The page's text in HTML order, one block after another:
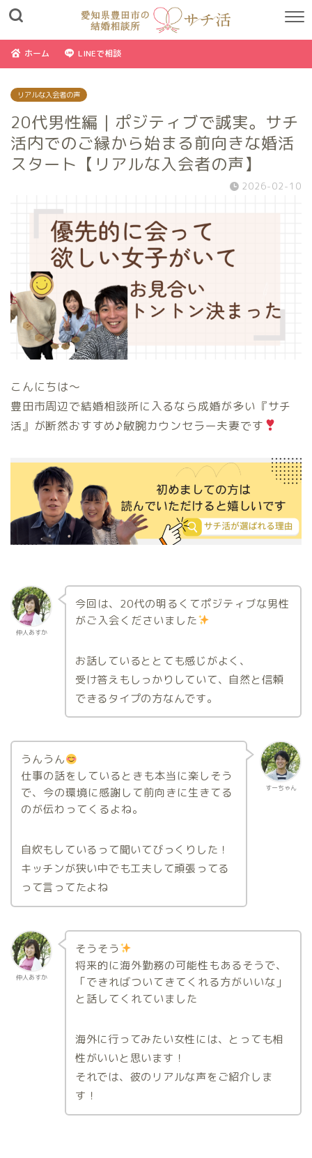
ホーム LINEで相談
リアルな入会者の声
20代男性編｜ポジティブで誠実。サチ
活内でのご縁から始まる前向きな婚活
スタート【リアルな入会者の声】
2026-02-10
こんにちは〜
豊田市周辺で結婚相談所に入るなら成婚が多い『サチ
活』が断然おすすめ♪敏腕カウンセラー夫妻です
仲人あすか
今回は、20代の明るくてポジティブな男性
がご入会くださいました
お話しているととても感じがよく、
受け答えもしっかりしていて、自然と信頼
できるタイプの方なんです。
すーちゃん
うんうん
仕事の話をしているときも本当に楽しそう
で、今の環境に感謝して前向きに生きてる
のが伝わってくるよね。
自炊もしているって聞いてびっくりした！
キッチンが狭い中でも工夫して頑張ってる
って言ってたよね
仲人あすか
そうそう
将来的に海外勤務の可能性もあるそうで、
「できればついてきてくれる方がいいな」
と話してくれていました
海外に行ってみたい女性には、とっても相
性がいいと思います！
それでは、彼のリアルな声をご紹介しま
す！